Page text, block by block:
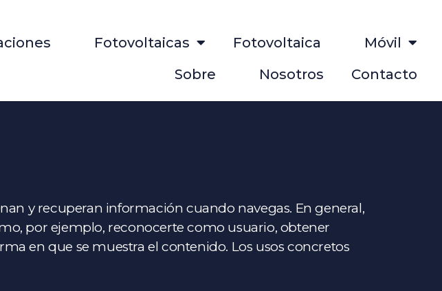
Fotovoltaicas
Fotovoltaica Móvil
Sobre Nosotros
Contacto
y recuperan información cuando navegas. En general,
por ejemplo, reconocerte como usuario, obtener
en que se muestra el contenido. Los usos concretos